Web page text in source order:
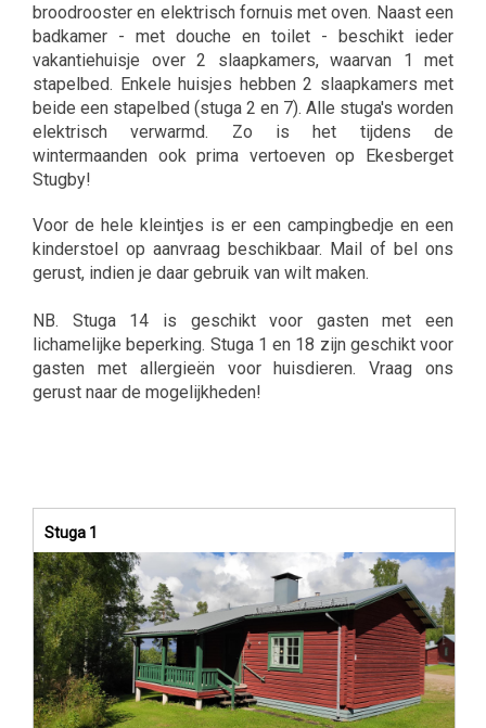
broodrooster en elektrisch fornuis met oven. Naast een
badkamer - met douche en toilet - beschikt ieder
vakantiehuisje over 2 slaapkamers, waarvan 1 met
stapelbed. Enkele huisjes hebben 2 slaapkamers met
beide een stapelbed (stuga 2 en 7). Alle stuga's worden
elektrisch verwarmd. Zo is het tijdens de
wintermaanden ook prima vertoeven op Ekesberget
Stugby!
Voor de hele kleintjes is er een campingbedje en een
kinderstoel op aanvraag beschikbaar. Mail of bel ons
gerust, indien je daar gebruik van wilt maken.
NB. Stuga 14 is geschikt voor gasten met een
lichamelijke beperking. Stuga 1 en 18 zijn geschikt voor
gasten met allergieën voor huisdieren. Vraag ons
gerust naar de mogelijkheden!
Stuga 1